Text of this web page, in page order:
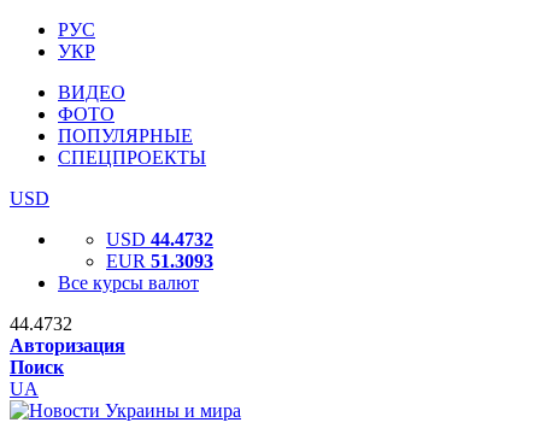
РУС
УКР
ВИДЕО
ФОТО
ПОПУЛЯРНЫЕ
СПЕЦПРОЕКТЫ
USD
USD 44.4732
EUR 51.3093
Все курсы валют
44.4732
Авторизация
Поиск
UA